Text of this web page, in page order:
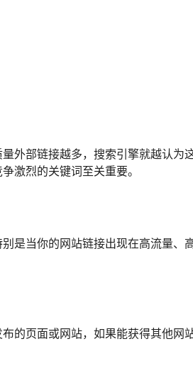
外部链接越多，搜索引擎就越认为
激烈的关键词至关重要。
是当你的网站链接出现在高流量、
的页面或网站，如果能获得其他网